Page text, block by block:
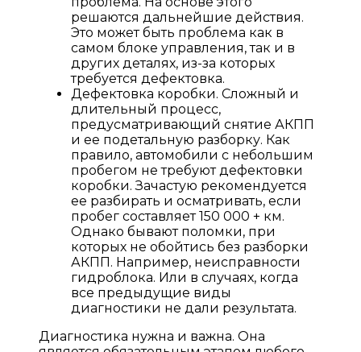
решаются дальнейшие действия.
Это может быть проблема как в
самом блоке управления, так и в
других деталях, из-за которых
требуется дефектовка.
Дефектовка коробки. Сложный и
длительный процесс,
предусматривающий снятие АКПП
и ее подетальную разборку. Как
правило, автомобили с небольшим
пробегом не требуют дефектовки
коробки. Зачастую рекомендуется
ее разбирать и осматривать, если
пробег составляет 150 000 + км.
Однако бывают поломки, при
которых не обойтись без разборки
АКПП. Например, неисправности
гидроблока. Или в случаях, когда
все предыдущие виды
диагностики не дали результата.
Диагностика нужна и важна. Она